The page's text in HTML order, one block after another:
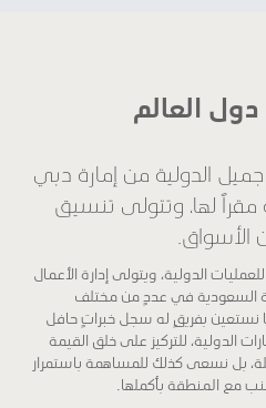
العالم
الدولية من إمارة دبي
مقراً لها، وتتولى تنسيق
الأسواق.
الدولية، ويتولى إدارة الأعمال
السعودية في عددٍ من مختلف
نستعين بفريقٍ له سجل خبراتٍ حافل
الدولية، للتركيز على خلق القيمة
بل نسعى كذلك للمساهمة باستمرار
مع المنطقة بأكملها.